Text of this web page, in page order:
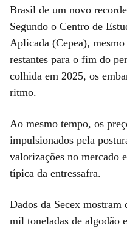
Brasil de um novo
Segundo o Centro de
Aplicada (Cepea),
restantes para o fim do
colhida em 2025, os
ritmo.
Ao mesmo tempo, os
impulsionados pela
valorizações no mercado
típica da entressafra.
Dados da Secex
mil toneladas de algodão